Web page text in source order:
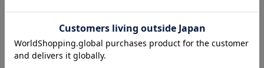
も相性抜群◎
ニットと合わせてきれいめに、パーカーと合わせてカジュアルに
と様々な着こなしが楽しめます。
スタッフブログ